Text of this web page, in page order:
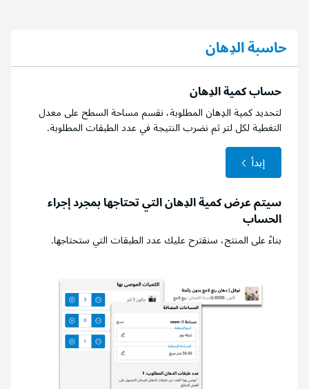
لتحديد كمية الدِهان المطلوبة، نقسم مساحة السطح على معدل
التغطية لكل لتر ثم نضرب النتيجة في عدد الطبقات المطلوبة.
إبدأ
سيتم عرض كمية الدِهان التي تحتاجها بمجرد إجراء
الحساب
بناءً على المنتج، سنقترح عليك عدد الطبقات التي ستحتاجها.